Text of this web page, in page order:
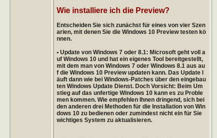
Wie installiere ich die Preview?
Entscheiden Sie sich zunächst für eines von vier Szen
arien, mit denen Sie die Windows 10 Preview testen kö
nnen.
• Update von Windows 7 oder 8.1: Microsoft geht voll a
uf Windows 10 und hat ein eigenes Tool bereitgestellt,
mit dem man von Windows 7 oder Windows 8.1 aus au
f die Windows 10 Preview updaten kann. Das Update l
äuft dann wie bei Windows-Patches über den eingebau
ten Windows Update Dienst. Doch Vorsicht: Beim Um
stieg auf das unfertige Windows 10 kann es zu Proble
men kommen. Wie empfehlen Ihnen dringend, sich bei
den anderen drei Methoden für die Installation von Win
dows 10 zu bedienen oder zumindest nicht ein für Sie
wichtiges System zu aktualisieren.